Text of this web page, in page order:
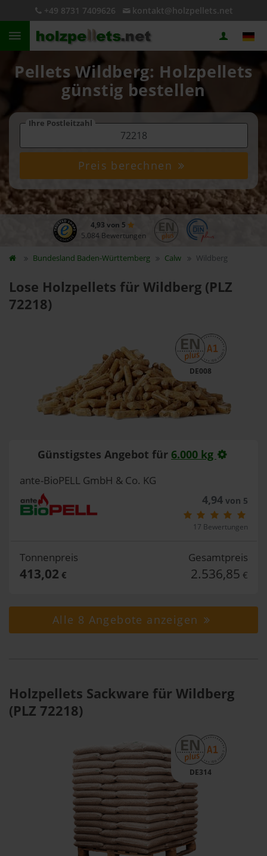
+49 8731 7409626 kontakt@holzpellets.net
Pellets Wildberg: Holzpellets
günstig bestellen
Ihre Postleitzahl
Preis berechnen
4,93 von 5
5.084 Bewertungen
Bundesland Baden-Württemberg Calw Wildberg
Lose Holzpellets für Wildberg (PLZ
72218)
DE008
Günstigstes Angebot für 6.000 kg
ante-BioPELL GmbH & Co. KG
4,94von 5
17 Bewertungen
Tonnenpreis
413,02 €
Gesamtpreis
2.536,85 €
Alle 8 Angebote anzeigen
Holzpellets Sackware für Wildberg
(PLZ 72218)
DE314